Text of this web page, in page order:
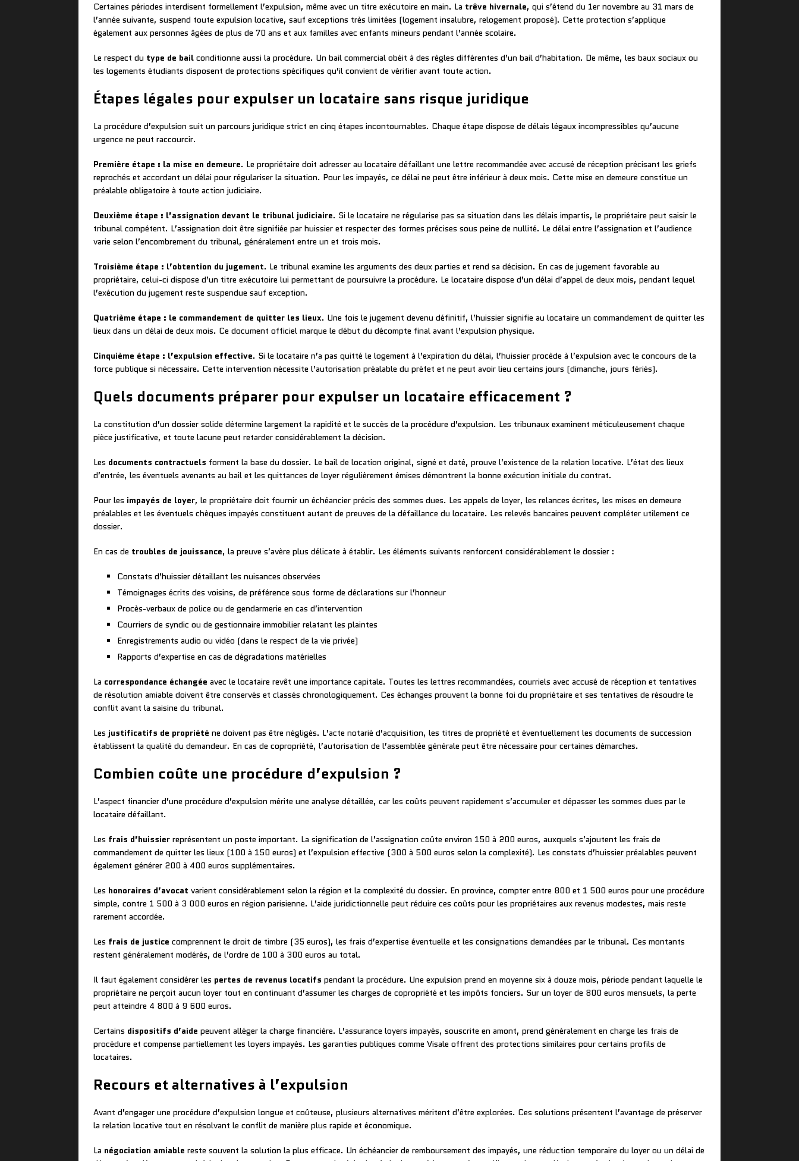
Certaines périodes interdisent formellement l’expulsion, même avec un titre exécutoire en main. La trêve hivernale, qui s’étend du 1er novembre au 31 mars de
l’année suivante, suspend toute expulsion locative, sauf exceptions très limitées (logement insalubre, relogement proposé). Cette protection s’applique
également aux personnes âgées de plus de 70 ans et aux familles avec enfants mineurs pendant l’année scolaire.
Le respect du type de bail conditionne aussi la procédure. Un bail commercial obéit à des règles différentes d’un bail d’habitation. De même, les baux sociaux ou
les logements étudiants disposent de protections spécifiques qu’il convient de vérifier avant toute action.
Étapes légales pour expulser un locataire sans risque juridique
La procédure d’expulsion suit un parcours juridique strict en cinq étapes incontournables. Chaque étape dispose de délais légaux incompressibles qu’aucune
urgence ne peut raccourcir.
Première étape : la mise en demeure. Le propriétaire doit adresser au locataire défaillant une lettre recommandée avec accusé de réception précisant les griefs
reprochés et accordant un délai pour régulariser la situation. Pour les impayés, ce délai ne peut être inférieur à deux mois. Cette mise en demeure constitue un
préalable obligatoire à toute action judiciaire.
Deuxième étape : l’assignation devant le tribunal judiciaire. Si le locataire ne régularise pas sa situation dans les délais impartis, le propriétaire peut saisir le
tribunal compétent. L’assignation doit être signifiée par huissier et respecter des formes précises sous peine de nullité. Le délai entre l’assignation et l’audience
varie selon l’encombrement du tribunal, généralement entre un et trois mois.
Troisième étape : l’obtention du jugement. Le tribunal examine les arguments des deux parties et rend sa décision. En cas de jugement favorable au
propriétaire, celui-ci dispose d’un titre exécutoire lui permettant de poursuivre la procédure. Le locataire dispose d’un délai d’appel de deux mois, pendant lequel
l’exécution du jugement reste suspendue sauf exception.
Quatrième étape : le commandement de quitter les lieux. Une fois le jugement devenu définitif, l’huissier signifie au locataire un commandement de quitter les
lieux dans un délai de deux mois. Ce document officiel marque le début du décompte final avant l’expulsion physique.
Cinquième étape : l’expulsion effective. Si le locataire n’a pas quitté le logement à l’expiration du délai, l’huissier procède à l’expulsion avec le concours de la
force publique si nécessaire. Cette intervention nécessite l’autorisation préalable du préfet et ne peut avoir lieu certains jours (dimanche, jours fériés).
Quels documents préparer pour expulser un locataire efficacement ?
La constitution d’un dossier solide détermine largement la rapidité et le succès de la procédure d’expulsion. Les tribunaux examinent méticuleusement chaque
pièce justificative, et toute lacune peut retarder considérablement la décision.
Les documents contractuels forment la base du dossier. Le bail de location original, signé et daté, prouve l’existence de la relation locative. L’état des lieux
d’entrée, les éventuels avenants au bail et les quittances de loyer régulièrement émises démontrent la bonne exécution initiale du contrat.
Pour les impayés de loyer, le propriétaire doit fournir un échéancier précis des sommes dues. Les appels de loyer, les relances écrites, les mises en demeure
préalables et les éventuels chèques impayés constituent autant de preuves de la défaillance du locataire. Les relevés bancaires peuvent compléter utilement ce
dossier.
En cas de troubles de jouissance, la preuve s’avère plus délicate à établir. Les éléments suivants renforcent considérablement le dossier :
Constats d’huissier détaillant les nuisances observées
Témoignages écrits des voisins, de préférence sous forme de déclarations sur l’honneur
Procès-verbaux de police ou de gendarmerie en cas d’intervention
Courriers de syndic ou de gestionnaire immobilier relatant les plaintes
Enregistrements audio ou vidéo (dans le respect de la vie privée)
Rapports d’expertise en cas de dégradations matérielles
La correspondance échangée avec le locataire revêt une importance capitale. Toutes les lettres recommandées, courriels avec accusé de réception et tentatives
de résolution amiable doivent être conservés et classés chronologiquement. Ces échanges prouvent la bonne foi du propriétaire et ses tentatives de résoudre le
conflit avant la saisine du tribunal.
Les justificatifs de propriété ne doivent pas être négligés. L’acte notarié d’acquisition, les titres de propriété et éventuellement les documents de succession
établissent la qualité du demandeur. En cas de copropriété, l’autorisation de l’assemblée générale peut être nécessaire pour certaines démarches.
Combien coûte une procédure d’expulsion ?
L’aspect financier d’une procédure d’expulsion mérite une analyse détaillée, car les coûts peuvent rapidement s’accumuler et dépasser les sommes dues par le
locataire défaillant.
Les frais d’huissier représentent un poste important. La signification de l’assignation coûte environ 150 à 200 euros, auxquels s’ajoutent les frais de
commandement de quitter les lieux (100 à 150 euros) et l’expulsion effective (300 à 500 euros selon la complexité). Les constats d’huissier préalables peuvent
également générer 200 à 400 euros supplémentaires.
Les honoraires d’avocat varient considérablement selon la région et la complexité du dossier. En province, compter entre 800 et 1 500 euros pour une procédure
simple, contre 1 500 à 3 000 euros en région parisienne. L’aide juridictionnelle peut réduire ces coûts pour les propriétaires aux revenus modestes, mais reste
rarement accordée.
Les frais de justice comprennent le droit de timbre (35 euros), les frais d’expertise éventuelle et les consignations demandées par le tribunal. Ces montants
restent généralement modérés, de l’ordre de 100 à 300 euros au total.
Il faut également considérer les pertes de revenus locatifs pendant la procédure. Une expulsion prend en moyenne six à douze mois, période pendant laquelle le
propriétaire ne perçoit aucun loyer tout en continuant d’assumer les charges de copropriété et les impôts fonciers. Sur un loyer de 800 euros mensuels, la perte
peut atteindre 4 800 à 9 600 euros.
Certains dispositifs d’aide peuvent alléger la charge financière. L’assurance loyers impayés, souscrite en amont, prend généralement en charge les frais de
procédure et compense partiellement les loyers impayés. Les garanties publiques comme Visale offrent des protections similaires pour certains profils de
locataires.
Recours et alternatives à l’expulsion
Avant d’engager une procédure d’expulsion longue et coûteuse, plusieurs alternatives méritent d’être explorées. Ces solutions présentent l’avantage de préserver
la relation locative tout en résolvant le conflit de manière plus rapide et économique.
La négociation amiable reste souvent la solution la plus efficace. Un échéancier de remboursement des impayés, une réduction temporaire du loyer ou un délai de